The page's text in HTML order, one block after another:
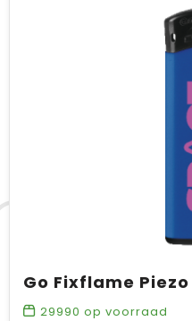
29990 op voorraad